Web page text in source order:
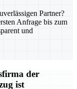
Partner?
Anfrage bis zum
und
der
ist